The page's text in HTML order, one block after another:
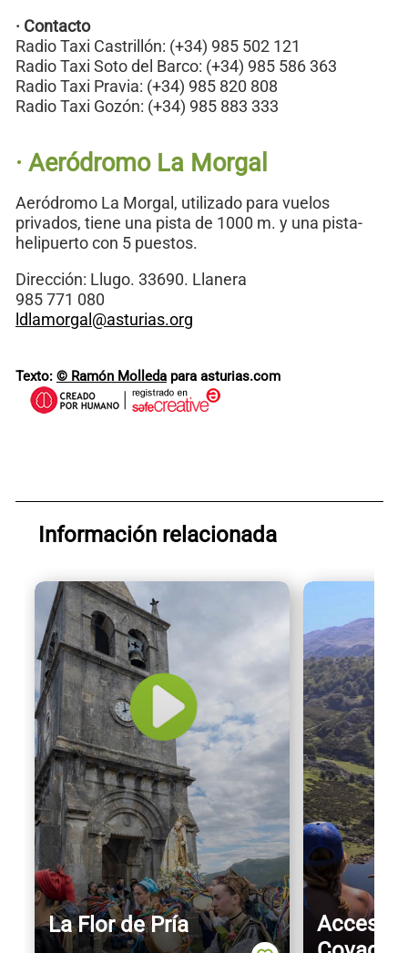
· Contacto
Radio Taxi Castrillón: (+34) 985 502 121
Radio Taxi Soto del Barco: (+34) 985 586 363
Radio Taxi Pravia: (+34) 985 820 808
Radio Taxi Gozón: (+34) 985 883 333
· Aeródromo La Morgal
Aeródromo La Morgal, utilizado para vuelos
privados, tiene una pista de 1000 m. y una pista-
helipuerto con 5 puestos.
Dirección: Llugo. 33690. Llanera
985 771 080
ldlamorgal@asturias.org
Texto: © Ramón Molleda para asturias.com
Información relacionada
La Flor de Pría
Acceso